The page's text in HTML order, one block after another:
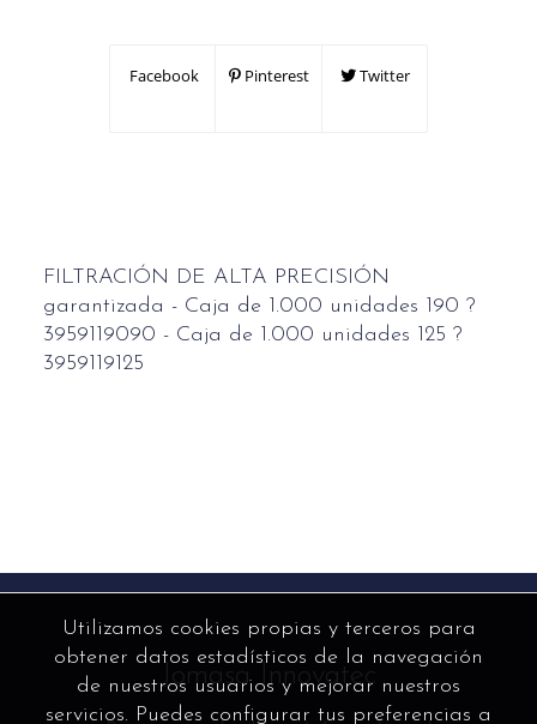
Facebook Pinterest Twitter
FILTRACIÓN DE ALTA PRECISIÓN
garantizada - Caja de 1.000 unidades 190 ?
3959119090 - Caja de 1.000 unidades 125 ?
3959119125
Jomasa Innovatec
Utilizamos cookies propias y terceros para
obtener datos estadísticos de la navegación
de nuestros usuarios y mejorar nuestros
servicios. Puedes configurar tus preferencias a